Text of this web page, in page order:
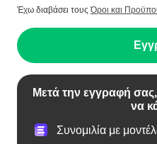
Έχω διαβάσει τουςΌροι και
Μετά την εγγραφή
να
Συνομιλία με